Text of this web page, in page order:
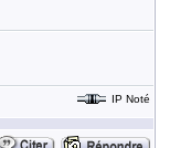
IP Noté